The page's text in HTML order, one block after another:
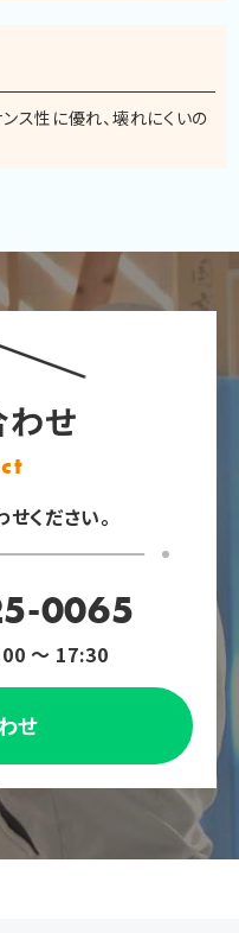
ス性に優れ、壊れにくいの
せ
ください。
0065
～ 17:30
せ